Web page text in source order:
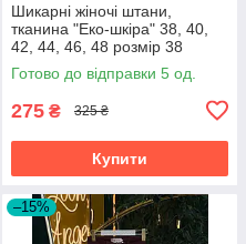
Шикарні жіночі штани,
тканина "Еко-шкіра" 38, 40,
42, 44, 46, 48 розмір 38
Готово до відправки 5 од.
275 ₴ 325 ₴
Купити
–15%